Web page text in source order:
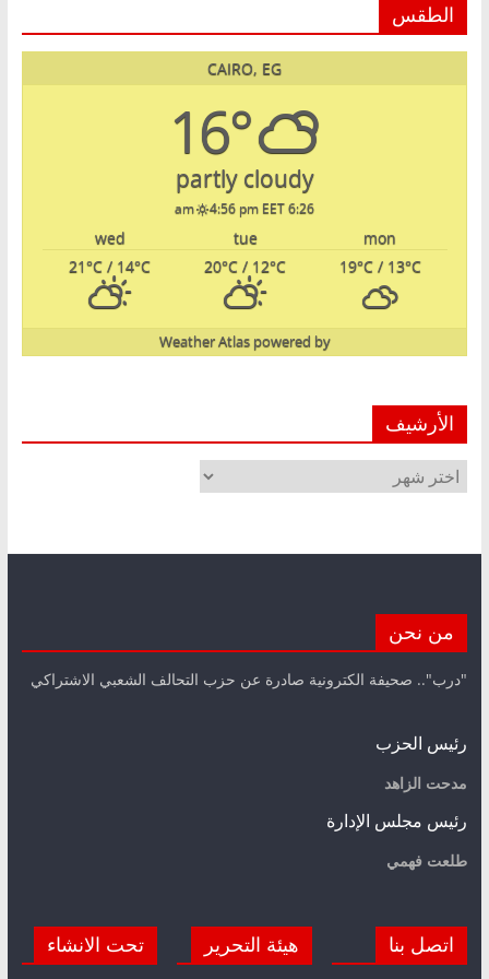
الطقس
CAIRO, EG
16°
partly cloudy
6:26 am
4:56 pm EET
mon
tue
wed
19°C/ 13°C
20°C / 12°C
21°C / 14°C
powered by
Weather Atlas
الأرشيف
الأرشيف
من نحن
"درب".. صحيفة الكترونية صادرة عن حزب التحالف الشعبي الاشتراكي
رئيس الحزب
مدحت الزاهد
رئيس مجلس الإدارة
طلعت فهمي
اتصل بنا هيئة التحرير تحت الانشاء